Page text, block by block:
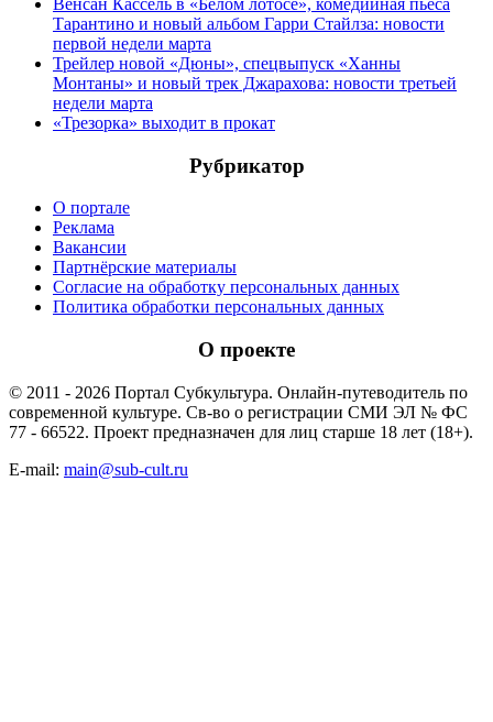
Венсан Кассель в «Белом лотосе», комедийная пьеса
Тарантино и новый альбом Гарри Стайлза: новости
первой недели марта
Трейлер новой «Дюны», спецвыпуск «Ханны
Монтаны» и новый трек Джарахова: новости третьей
недели марта
«Трезорка» выходит в прокат
Рубрикатор
О портале
Реклама
Вакансии
Партнёрские материалы
Согласие на обработку персональных данных
Политика обработки персональных данных
О проекте
© 2011 - 2026 Портал Субкультура. Онлайн-путеводитель по
современной культуре. Св-во о регистрации СМИ ЭЛ № ФС
77 - 66522. Проект предназначен для лиц старше 18 лет (18+).
E-mail: main@sub-cult.ru